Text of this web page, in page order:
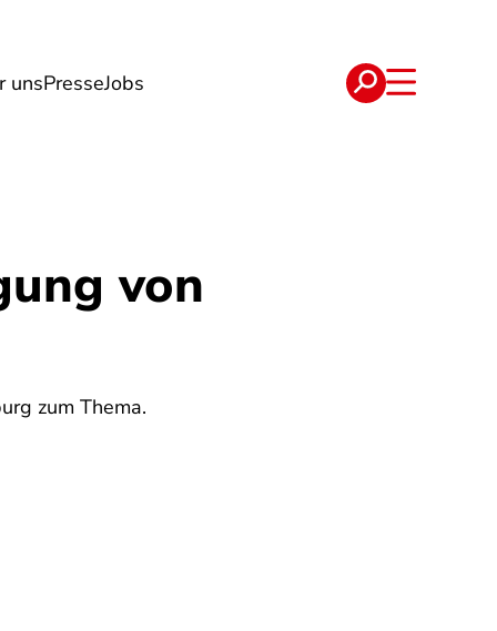
unsPresseJobs
Verträge
von
zum Thema.